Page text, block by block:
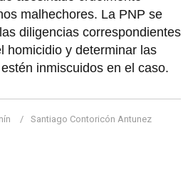
malhechores. La PNP se
diligencias correspondientes
homicidio y determinar las
inmiscuidos en el caso.
Santiago Contoricón Antunez